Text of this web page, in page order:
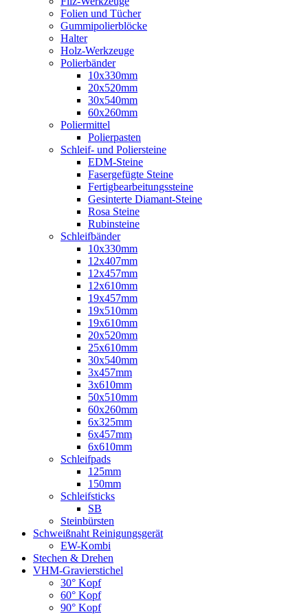
Folien und Tücher
Gummipolierblöcke
Halter
Holz-Werkzeuge
Polierbänder
10x330mm
20x520mm
30x540mm
60x260mm
Poliermittel
Polierpasten
Schleif- und Poliersteine
EDM-Steine
Fasergefügte Steine
Fertigbearbeitungssteine
Gesinterte Diamant-Steine
Rosa Steine
Rubinsteine
Schleifbänder
10x330mm
12x407mm
12x457mm
12x610mm
19x457mm
19x510mm
19x610mm
20x520mm
25x610mm
30x540mm
3x457mm
3x610mm
50x510mm
60x260mm
6x325mm
6x457mm
6x610mm
Schleifpads
125mm
150mm
Schleifsticks
SB
Steinbürsten
Schweißnaht Reinigungsgerät
EW-Kombi
Stechen & Drehen
VHM-Gravierstichel
30° Kopf
60° Kopf
90° Kopf